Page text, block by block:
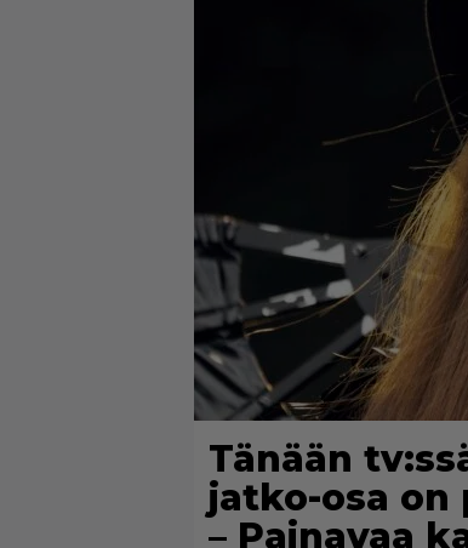
Tänään
jatko-osa on
– Painavaa